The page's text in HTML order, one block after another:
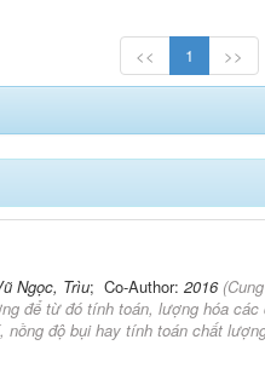
<< 1 >>
Ngọc, Trìu; Co-Author: 2016(
để từ đó tính toán, lượng hóa các
độ bụi hay tính toán chất